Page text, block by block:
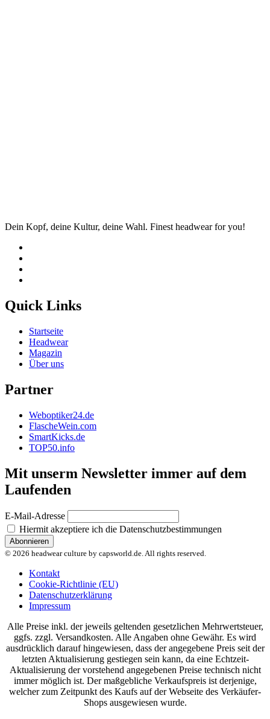
Dein Kopf, deine Kultur, deine Wahl. Finest headwear for you!
Quick Links
Startseite
Headwear
Magazin
Über uns
Partner
Weboptiker24.de
FlascheWein.com
SmartKicks.de
TOP50.info
Mit unserm Newsletter immer auf dem
Laufenden
E-Mail-Adresse
Hiermit akzeptiere ich die Datenschutzbestimmungen
© 2026 headwear culture by capsworld.de. All rights reserved.
Kontakt
Cookie-Richtlinie (EU)
Datenschutzerklärung
Impressum
Alle Preise inkl. der jeweils geltenden gesetzlichen Mehrwertsteuer,
ggfs. zzgl. Versandkosten. Alle Angaben ohne Gewähr. Es wird
ausdrücklich darauf hingewiesen, dass der angegebene Preis seit der
letzten Aktualisierung gestiegen sein kann, da eine Echtzeit-
Aktualisierung der vorstehend angegebenen Preise technisch nicht
immer möglich ist. Der maßgebliche Verkaufspreis ist derjenige,
welcher zum Zeitpunkt des Kaufs auf der Webseite des Verkäufer-
Shops ausgewiesen wurde.